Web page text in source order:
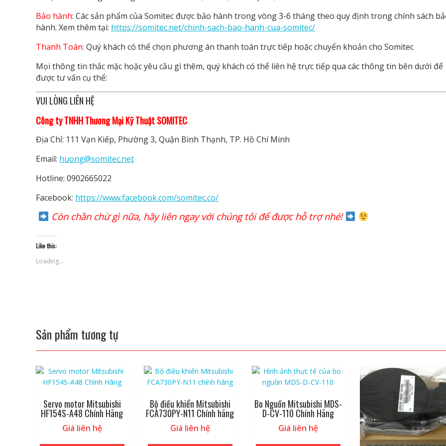
Bảo hành: Các sản phẩm của Somitec được bảo hành trong vòng 3-6 tháng theo quy định trong chính sách
hành. Xem thêm tại: https://somitec.net/chinh-sach-bao-hanh-cua-somitec/
Thanh Toán: Quý khách có thể chọn phương án thanh toán trực tiếp hoặc chuyển khoản cho Somitec
Mọi thông tin thắc mặc hoặc yêu cầu gì thêm, quý khách có thể liên hệ trực tiếp qua các thông tin bên dưới để
được tư vấn cụ thể:
VUI LÒNG LIÊN HỆ
Công ty TNHH Thương Mại Kỹ Thuật SOMITEC
Địa Chỉ: 111 Vạn Kiếp, Phường 3, Quận Bình Thạnh, TP. Hồ Chí Minh
Email: huong@somitec.net
Hotline: 0902665022
Facebook: https://www.facebook.com/somitec.co/
Còn chần chừ gì nữa, hãy liên ngay với chúng tôi để được hỗ trợ nhé!
Like this:
Loading...
Sản phẩm tương tự
Servo motor Mitsubishi
HF154S-A48 Chính Hãng
Giá liên hệ
Bộ điều khiển Mitsubishi
FCA730PY-N11 Chính hãng
Giá liên hệ
Bo Nguồn Mitsubishi MDS-
D-CV-110 Chính Hãng
Giá liên hệ